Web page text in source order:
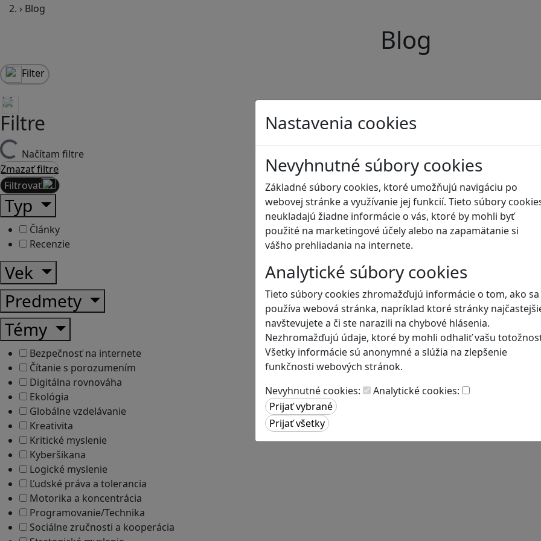
Nastavenia cookies
Nevyhnutné súbory cookies
Základné súbory cookies, ktoré umožňujú navigáciu po
webovej stránke a využívanie jej funkcií. Tieto súbory
neukladajú žiadne informácie o vás, ktoré by mohli byť
použité na marketingové účely alebo na zapamätanie si
vášho prehliadania na internete.
Analytické súbory cookies
Tieto súbory cookies zhromažďujú informácie o tom, ako sa
používa webová stránka, napríklad ktoré stránky
navštevujete a či ste narazili na chybové hlásenia.
Nezhromažďujú údaje, ktoré by mohli odhaliť vašu
Všetky informácie sú anonymné a slúžia na zlepšenie
funkčnosti webových stránok.
Nevyhnutné cookies:
Analytické cookies:
› Blog
Blog
Filter
Filtre
Načítam filtre
Zmazať filtre
Filtrovať
Typ
Články
Recenzie
Vek
Predmety
Témy
Bezpečnosť na internete
Čítanie s porozumením
Digitálna rovnováha
Ekológia
Globálne vzdelávanie
Kreativita
Kritické myslenie
Kyberšikana
Logické myslenie
Ľudské práva a tolerancia
Motorika a koncentrácia
Programovanie/Technika
Sociálne zručnosti a kooperácia